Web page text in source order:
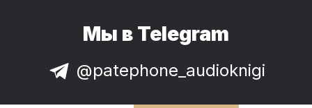
Мы в Telegram
@patephone_audioknigi